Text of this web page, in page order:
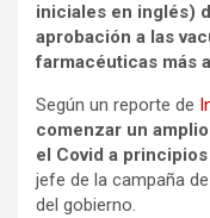
iniciales en inglés)
aprobación a las
farmacéuticas más
Según un reporte de
comenzar un
el Covid a
jefe de la campaña
del gobierno.